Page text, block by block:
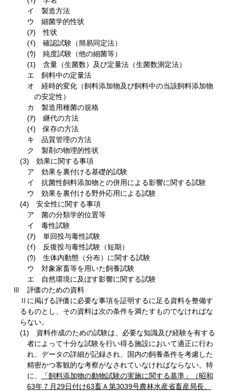
イ 製造方法
ウ 細菌学的性状
(ｱ) 性状
(ｲ) 確認試験（簡易同定法）
(ｳ) 純度試験（他の細菌等）
(ｴ) 含量（生菌数）及び定量法（生菌数測定法）
エ 飼料中の定量法
オ 経時的変化（飼料添加物及び飼料中の当該飼料添加物
の安定性）
カ 製造用種菌の規格
(ｱ) 継代の方法
(ｲ) 保存の方法
キ 品質管理の方法
ク 製剤の物理的性状
(3) 効果に関する事項
ア 効果を裏付ける基礎的試験
イ 抗菌性飼料添加物との併用による影響に関する試験
ウ 効果を裏付ける野外応用による試験
(4) 安全性に関する事項
ア 菌の分類学的位置等
イ 毒性試験
(ｱ) 単回投与毒性試験
(ｲ) 反復投与毒性試験（短期）
(ｳ) 生体内動態（分布）に関する試験
ウ 対象家畜等を用いた飼養試験
エ 自然環境に及ぼす影響に関する試験
Ⅲ 評価のための資料
Ⅱに掲げる評価に必要な事項を証明するに足る資料を整備す
るものとし、その資料は次の条件を満たすものでなければな
らない。
(1) 資料作成のための試験は、必要な知識及び経験を有する
者によって十分な試験を行い得る施設において適正に行わ
れ、データの詳細が記録され、国内の飼養条件を考慮した
精密かつ客観的な考察がなされていなければならない。特
に、
「飼料添加物の動物試験の実施に関する基準」（昭和
63年７月29日付け63畜Ａ第3039号農林水産省畜産局長、